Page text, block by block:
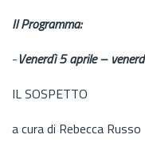
Il Programma:
-Venerdì 5 aprile –
IL SOSPETTO
a cura di Rebecca Russo